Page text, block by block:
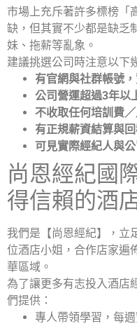
市場上充斥著許多標榜「
缺，但其實不少都是缺乏
妹、拖薪等亂象。
建議挑選公司時注意以下
有官網與社群帳號
公司營運超過3年以
不收取任何培訓費
有正規薪資結算與
可見實際經紀人與
尚恩經紀國
得信賴的酒
我們是【尚恩經紀】，立
位酒店小姐，合作店家遍
華區域。
為了讓更多有志投入酒店
們提供：
專人帶領學習，每週